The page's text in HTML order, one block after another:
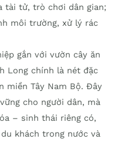
tài tử, trò chơi dân gian;
môi trường, xử lý rác
gắn với vườn cây ăn
Long chính là nét đặc
miền Tây Nam Bộ. Đây
cho người dân, mà
– sinh thái riêng có,
khách trong nước và